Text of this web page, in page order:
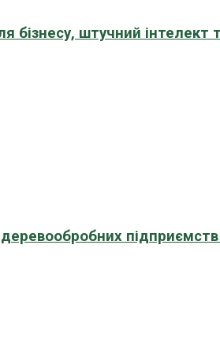
бізнесу, штучний
підприємств